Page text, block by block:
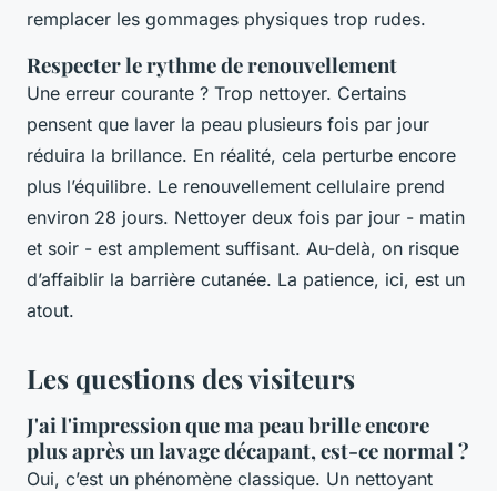
remplacer les gommages physiques trop rudes.
Respecter le rythme de renouvellement
Une erreur courante ? Trop nettoyer. Certains
pensent que laver la peau plusieurs fois par jour
réduira la brillance. En réalité, cela perturbe encore
plus l’équilibre. Le renouvellement cellulaire prend
environ 28 jours. Nettoyer deux fois par jour - matin
et soir - est amplement suffisant. Au-delà, on risque
d’affaiblir la barrière cutanée. La patience, ici, est un
atout.
Les questions des visiteurs
J'ai l'impression que ma peau brille encore
plus après un lavage décapant, est-ce normal ?
Oui, c’est un phénomène classique. Un nettoyant